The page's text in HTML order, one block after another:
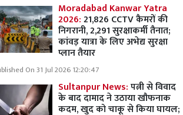
Moradabad Kanwar Yatra
2026:21,826 CCTV कैमरों की
निगरानी, 2,291 सुरक्षाकर्मी तैनात;
कांवड़ यात्रा के लिए अभेद्य सुरक्षा
प्लान तैयार
On 31 Jul 2026 12:20:47
Sultanpur News:पत्नी से विवाद
के बाद दामाद ने उठाया खौफनाक
कदम, खुद को चाकू से किया घायल;